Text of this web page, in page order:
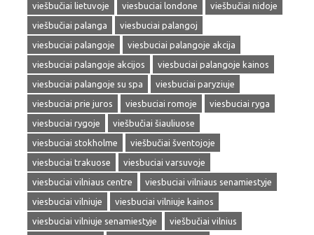
viešbučiai lietuvoje
viesbuciai londone
viešbučiai nidoje
viešbučiai palanga
viesbuciai palangoj
viesbuciai palangoje
viesbuciai palangoje akcija
viesbuciai palangoje akcijos
viesbuciai palangoje kainos
viesbuciai palangoje su spa
viesbuciai paryziuje
viesbuciai prie juros
viesbuciai romoje
viesbuciai ryga
viesbuciai rygoje
viešbučiai šiauliuose
viesbuciai stokholme
viešbučiai šventojoje
viesbuciai trakuose
viesbuciai varsuvoje
viesbuciai vilniaus centre
viesbuciai vilniaus senamiestyje
viesbuciai vilniuje
viesbuciai vilniuje kainos
viesbuciai vilniuje senamiestyje
viešbučiai vilnius